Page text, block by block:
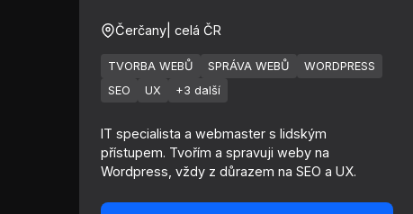
Čerčany | celá ČR
TVORBA WEBŮ SPRÁVA WEBŮ
WORDPRESS
SEO
UX +3 další
IT specialista a webmaster s lidským
přístupem. Tvořím a spravuji weby na
Wordpress, vždy z důrazem na SEO a UX.